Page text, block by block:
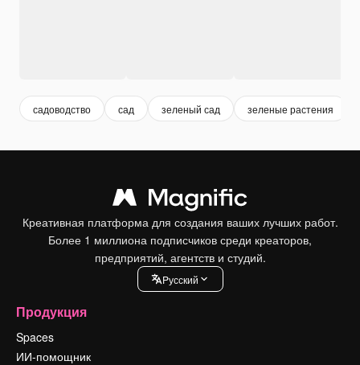
садоводство сад зеленый сад зеленые растения
Креативная платформа для создания ваших лучших работ.
Более 1 миллиона подписчиков среди креаторов,
предприятий, агентств и студий.
Pусский
Продукция
Spaces
ИИ-помощник